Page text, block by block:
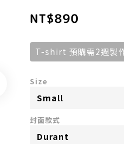
NT$890
T-shirt 預購需2週製
Size
封面款式